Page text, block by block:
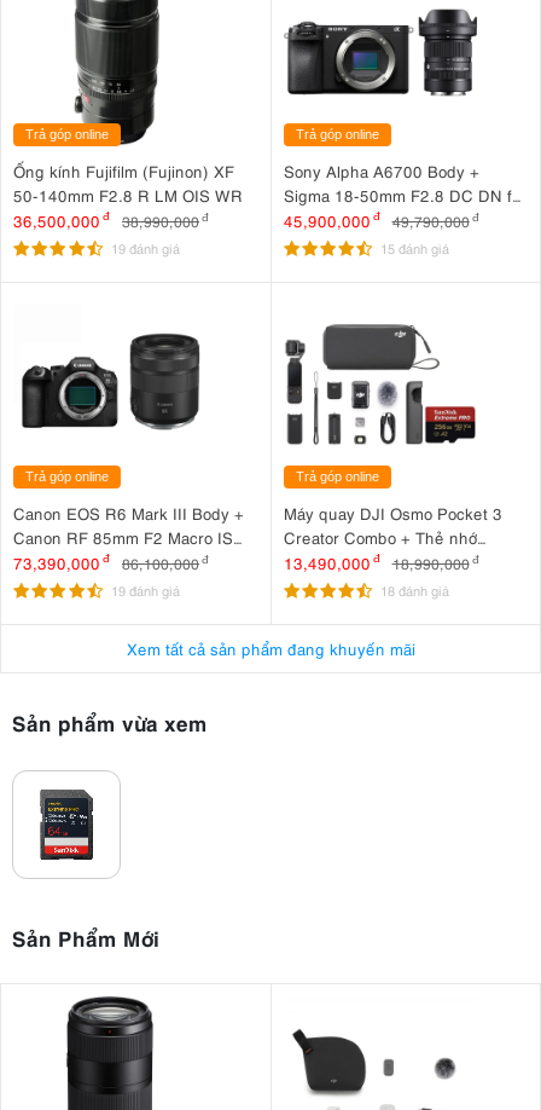
Trả góp online
Ống kính Fujifilm (Fujinon) XF
50-140mm F2.8 R LM OIS WR
36,500,000 đ 38,990,000đ
19 đánh giá
Trả góp online
Sony Alpha A6700 Body +
Sigma 18-50mm F2.8 DC DN for
Sony
45,900,000 đ 49,790,000 đ
15 đánh giá
Trả góp online
Canon EOS R6 Mark III Body +
Canon RF 85mm F2 Macro IS
STM
73,390,000 đ 86,100,000đ
19 đánh giá
Trả góp online
Máy quay DJI Osmo Pocket 3
Creator Combo + Thẻ nhớ
MicroSDXC Sandisk Extreme
Pro 256GB 200MB/140MB/s
13,490,000 đ 18,990,000 đ
18 đánh giá
Xem tất cả sản phẩm đang khuyến mãi
Sản phẩm vừa xem
Sản Phẩm Mới